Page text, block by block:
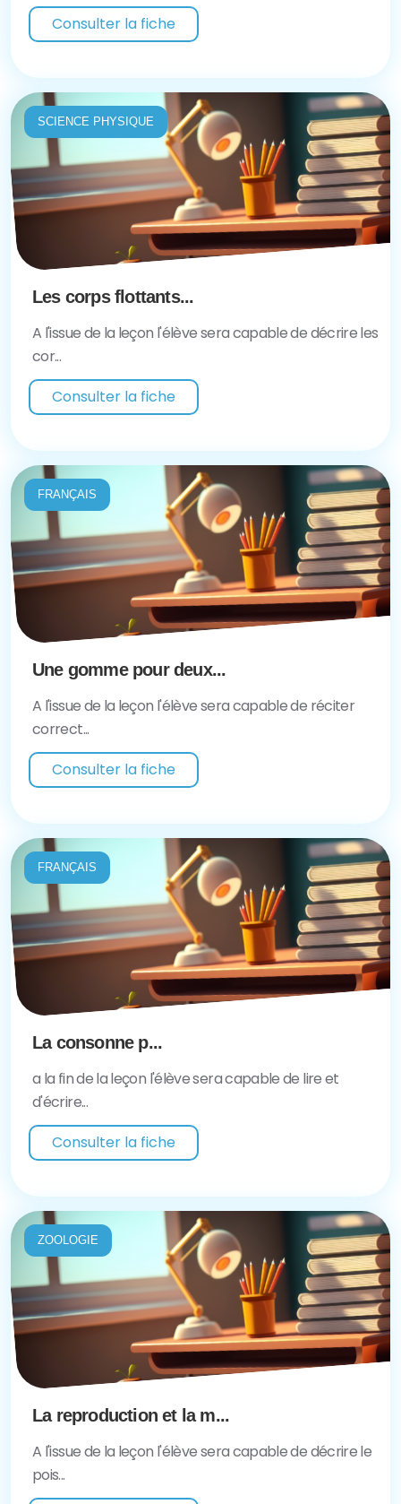
Consulter la fiche
SCIENCE PHYSIQUE
Les corps flottants...
A l'issue de la leçon l'élève sera capable de décrire les
cor...
Consulter la fiche
FRANÇAIS
Une gomme pour deux...
A l'issue de la leçon l'élève sera capable de réciter
correct...
Consulter la fiche
FRANÇAIS
La consonne p...
a la fin de la leçon l'élève sera capable de lire et
d'écrire...
Consulter la fiche
ZOOLOGIE
La reproduction et la m...
A l'issue de la leçon l'élève sera capable de décrire le
pois...